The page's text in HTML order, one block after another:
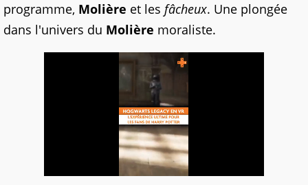
programme, Molière et les fâcheux. Une plongée
dans l'univers du Molière moraliste.